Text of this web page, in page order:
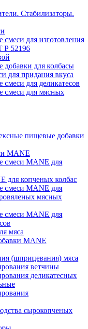
Стабилизаторы.
смеси для изготовления
Р 52196
добавки для колбасы
для придания вкуса
смеси для деликатесов
смеси для мясных
пищевые добавки
MANE
смеси MANE для
для копченых колбас
смеси MANE для
мясных
смеси MANE для
мяса
MANE
(шприцевания) мяса
ветчины
деликатесных
сырокопченых